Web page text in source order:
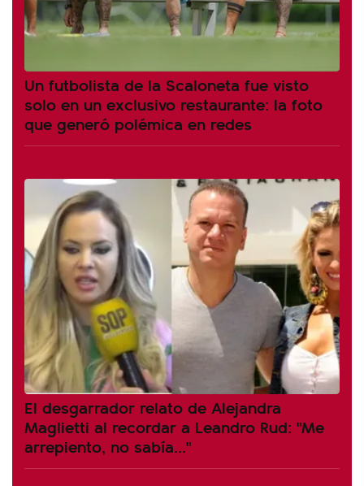
Un futbolista de la Scaloneta fue visto
solo en un exclusivo restaurante: la foto
que generó polémica en redes
El desgarrador relato de Alejandra
Maglietti al recordar a Leandro Rud: "Me
arrepiento, no sabía..."